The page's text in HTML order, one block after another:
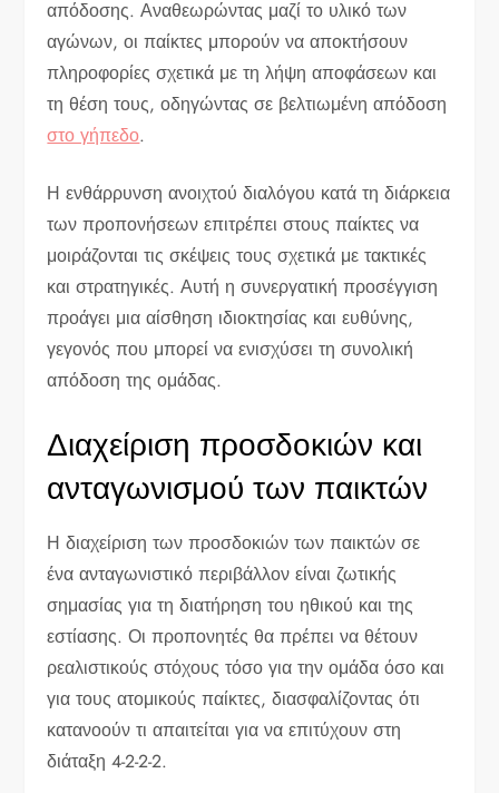
απόδοσης. Αναθεωρώντας μαζί το υλικό των
αγώνων, οι παίκτες μπορούν να αποκτήσουν
πληροφορίες σχετικά με τη λήψη αποφάσεων και
τη θέση τους, οδηγώντας σε βελτιωμένη απόδοση
στο γήπεδο.
Η ενθάρρυνση ανοιχτού διαλόγου κατά τη διάρκεια
των προπονήσεων επιτρέπει στους παίκτες να
μοιράζονται τις σκέψεις τους σχετικά με τακτικές
και στρατηγικές. Αυτή η συνεργατική προσέγγιση
προάγει μια αίσθηση ιδιοκτησίας και ευθύνης,
γεγονός που μπορεί να ενισχύσει τη συνολική
απόδοση της ομάδας.
Διαχείριση προσδοκιών και
ανταγωνισμού των παικτών
Η διαχείριση των προσδοκιών των παικτών σε
ένα ανταγωνιστικό περιβάλλον είναι ζωτικής
σημασίας για τη διατήρηση του ηθικού και της
εστίασης. Οι προπονητές θα πρέπει να θέτουν
ρεαλιστικούς στόχους τόσο για την ομάδα όσο και
για τους ατομικούς παίκτες, διασφαλίζοντας ότι
κατανοούν τι απαιτείται για να επιτύχουν στη
διάταξη 4-2-2-2.